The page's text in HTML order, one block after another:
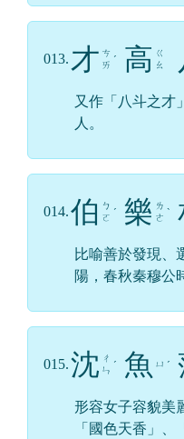
013. 才 ㄘ
ㄞ ˊ 高 ㄍ
ㄠ
又作「八斗之才
人。
014.伯 ㄅ
ㄛ ˊ 樂 ㄌ
ㄜ ˋ
比喻善於發現、
陽，春秋秦穆公
015.沈 ㄔ
ㄣ ˊ 魚 ㄩ ˊ
形容女子容貌美
「國色天香」